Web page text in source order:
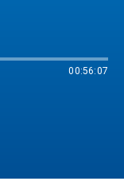
00:56:07